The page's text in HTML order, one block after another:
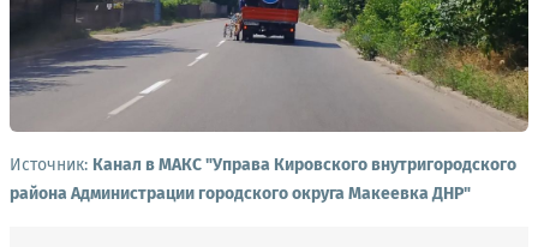
Источник: Канал в МАКС "Управа Кировского внутригородского
района Администрации городского округа Макеевка ДНР"